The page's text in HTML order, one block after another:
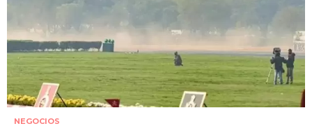
NEGOCIOS